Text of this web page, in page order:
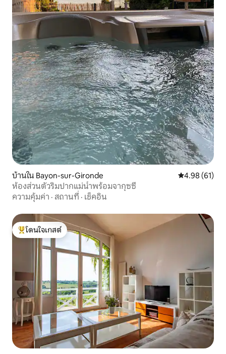
บ้านใน Bayon-sur-Gironde คะแนนเฉลี่ย
4.98 (61)
ห้องส่วนตัวริมปากแม่น้ำพร้อมจากุซซี่
ความคุ้มค่า · สถานที่ · เช็คอิน
โดนใจเกสต์ที่สุด
โดนใจเกสต์